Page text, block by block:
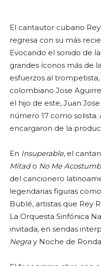
El cantautor cubano
regresa con su más
Evocando el sonido de
grandes íconos más de
esfuerzos al
colombiano Jose
el hijo de este, Juan
número 17 como solista.
encargaron de la
En Insuperable, el
Mitado No Me
del cancionero
legendarias figuras
Bublé, artistas que Rey
La Orquesta Sinfónica
invitada, en sendas
Negra y Noche de